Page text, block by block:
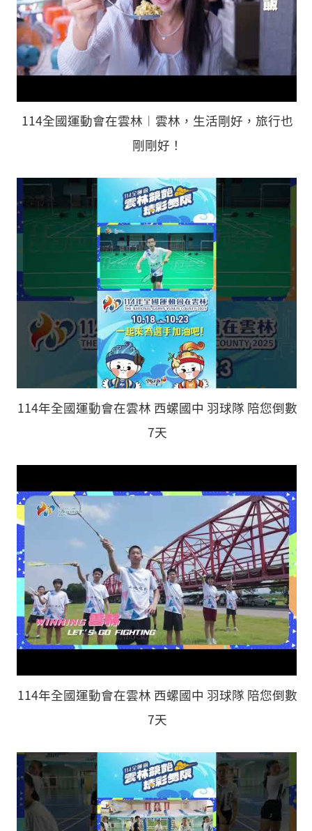
114全國運動會在雲林︱雲林，生活剛好，旅行也
剛剛好！
114年全國運動會在雲林 西螺國中 羽球隊 陪您倒數
7天
114年全國運動會在雲林 西螺國中 羽球隊 陪您倒數
7天